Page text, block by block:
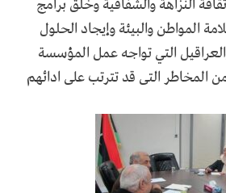
المواطن والبيئة وإيجاد الحلول
التي تواجه عمل المؤسسة
المخاطر التى قد تترتب على ادائهم